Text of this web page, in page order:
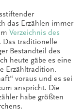
das Erzählen immer
Verzeichnis des
. Das traditionelle
Bestandteil des
heute gäbe es eine
Erzähltradition.
voraus und es sei
anspricht. Die
habe größten